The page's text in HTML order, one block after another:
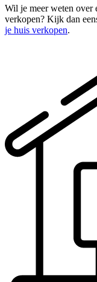
Wil je meer weten over
verkopen? Kijk dan
je huis verkopen.